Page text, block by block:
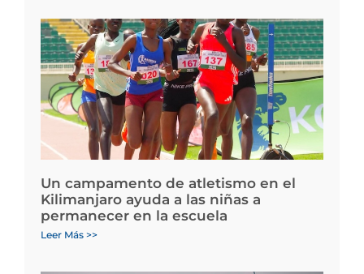
Un campamento de atletismo en el
Kilimanjaro ayuda a las niñas a
permanecer en la escuela
Leer Más >>